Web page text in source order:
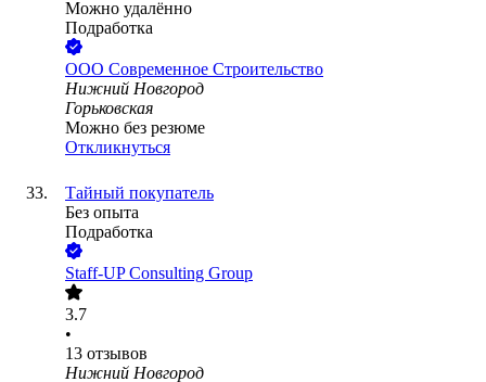
Можно удалённо
Подработка
ООО Современное Строительство
Нижний Новгород
Горьковская
Можно без резюме
Откликнуться
Тайный покупатель
Без опыта
Подработка
Staff-UP Consulting Group
3.7
•
13 отзывов
Нижний Новгород